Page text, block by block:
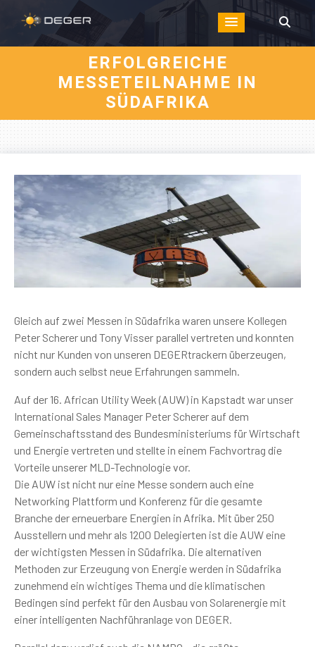
ERFOLGREICHE
MESSETEILNAHME IN
SÜDAFRIKA
Gleich auf zwei Messen in Südafrika waren unsere Kollegen
Peter Scherer und Tony Visser parallel vertreten und konnten
nicht nur Kunden von unseren DEGERtrackern überzeugen,
sondern auch selbst neue Erfahrungen sammeln.
Auf der 16. African Utility Week (AUW) in Kapstadt war unser
International Sales Manager Peter Scherer auf dem
Gemeinschaftsstand des Bundesministeriums für Wirtschaft
und Energie vertreten und stellte in einem Fachvortrag die
Vorteile unserer MLD-Technologie vor.
Die AUW ist nicht nur eine Messe sondern auch eine
Networking Plattform und Konferenz für die gesamte
Branche der erneuerbare Energien in Afrika. Mit über 250
Ausstellern und mehr als 1200 Delegierten ist die AUW eine
der wichtigsten Messen in Südafrika. Die alternativen
Methoden zur Erzeugung von Energie werden in Südafrika
zunehmend ein wichtiges Thema und die klimatischen
Bedingen sind perfekt für den Ausbau von Solarenergie mit
einer intelligenten Nachführanlage von DEGER.